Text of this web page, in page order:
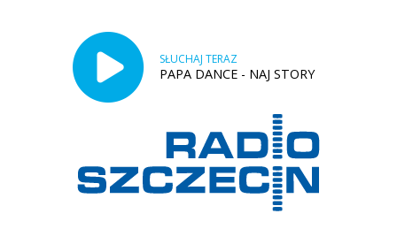
SŁUCHAJ TERAZ
PAPA DANCE - NAJ STORY